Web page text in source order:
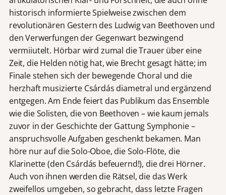
historisch informierte Spielweise zwischen dem
revolutionären Gestern des Ludwig van Beethoven und
den Verwerfungen der Gegenwart bezwingend
vermiiutelt. Hörbar wird zumal die Trauer über eine
Zeit, die Helden nötig hat, wie Brecht gesagt hätte; im
Finale stehen sich der bewegende Choral und die
herzhaft musizierte Csárdás diametral und ergänzend
entgegen. Am Ende feiert das Publikum das Ensemble
wie die Solisten, die von Beethoven – wie kaum jemals
zuvor in der Geschichte der Gattung Symphonie –
anspruchsvolle Aufgaben geschenkt bekamen. Man
höre nur auf die Solo-Oboe, die Solo-Flöte, die
Klarinette (den Csárdás befeuernd!), die drei Hörner.
Auch von ihnen werden die Rätsel, die das Werk
zweifellos umgeben, so gebracht, dass letzte Fragen